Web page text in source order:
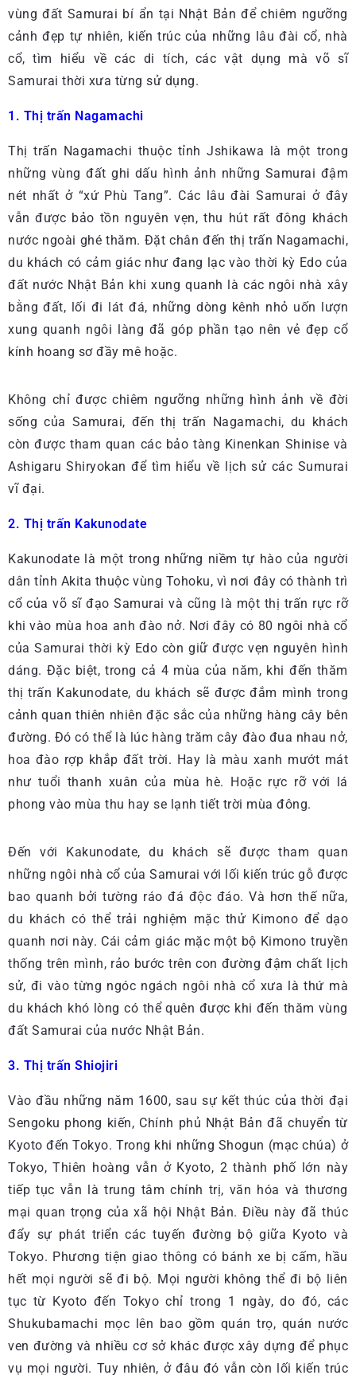
vùng đất Samurai bí ẩn tại Nhật Bản để chiêm ngưỡng
cảnh đẹp tự nhiên, kiến trúc của những lâu đài cổ, nhà
cổ, tìm hiểu về các di tích, các vật dụng mà võ sĩ
Samurai thời xưa từng sử dụng.
1. Thị trấn Nagamachi
Thị trấn Nagamachi thuộc tỉnh Jshikawa là một trong
những vùng đất ghi dấu hình ảnh những Samurai đậm
nét nhất ở “xứ Phù Tang”. Các lâu đài Samurai ở đây
vẫn được bảo tồn nguyên vẹn, thu hút rất đông khách
nước ngoài ghé thăm. Đặt chân đến thị trấn Nagamachi,
du khách có cảm giác như đang lạc vào thời kỳ Edo của
đất nước Nhật Bản khi xung quanh là các ngôi nhà xây
bằng đất, lối đi lát đá, những dòng kênh nhỏ uốn lượn
xung quanh ngôi làng đã góp phần tạo nên vẻ đẹp cổ
kính hoang sơ đầy mê hoặc.
Không chỉ được chiêm ngưỡng những hình ảnh về đời
sống của Samurai, đến thị trấn Nagamachi, du khách
còn được tham quan các bảo tàng Kinenkan Shinise và
Ashigaru Shiryokan để tìm hiểu về lịch sử các Sumurai
vĩ đại.
2. Thị trấn Kakunodate
Kakunodate là một trong những niềm tự hào của người
dân tỉnh Akita thuộc vùng Tohoku, vì nơi đây có thành trì
cổ của võ sĩ đạo Samurai và cũng là một thị trấn rực rỡ
khi vào mùa hoa anh đào nở. Nơi đây có 80 ngôi nhà cổ
của Samurai thời kỳ Edo còn giữ được vẹn nguyên hình
dáng. Đặc biệt, trong cả 4 mùa của năm, khi đến thăm
thị trấn Kakunodate, du khách sẽ được đắm mình trong
cảnh quan thiên nhiên đặc sắc của những hàng cây bên
đường. Đó có thể là lúc hàng trăm cây đào đua nhau nở,
hoa đào rợp khắp đất trời. Hay là màu xanh mướt mát
như tuổi thanh xuân của mùa hè. Hoặc rực rỡ với lá
phong vào mùa thu hay se lạnh tiết trời mùa đông.
Đến với Kakunodate, du khách sẽ được tham quan
những ngôi nhà cổ của Samurai với lối kiến trúc gỗ được
bao quanh bởi tường ráo đá độc đáo. Và hơn thế nữa,
du khách có thể trải nghiệm mặc thử Kimono để dạo
quanh nơi này. Cái cảm giác mặc một bộ Kimono truyền
thống trên mình, rảo bước trên con đường đậm chất lịch
sử, đi vào từng ngóc ngách ngôi nhà cổ xưa là thứ mà
du khách khó lòng có thể quên được khi đến thăm vùng
đất Samurai của nước Nhật Bản.
3. Thị trấn Shiojiri
Vào đầu những năm 1600, sau sự kết thúc của thời đại
Sengoku phong kiến, Chính phủ Nhật Bản đã chuyển từ
Kyoto đến Tokyo. Trong khi những Shogun (mạc chúa) ở
Tokyo, Thiên hoàng vẫn ở Kyoto, 2 thành phố lớn này
tiếp tục vẫn là trung tâm chính trị, văn hóa và thương
mại quan trọng của xã hội Nhật Bản. Điều này đã thúc
đẩy sự phát triển các tuyến đường bộ giữa Kyoto và
Tokyo. Phương tiện giao thông có bánh xe bị cấm, hầu
hết mọi người sẽ đi bộ. Mọi người không thể đi bộ liên
tục từ Kyoto đến Tokyo chỉ trong 1 ngày, do đó, các
Shukubamachi mọc lên bao gồm quán trọ, quán nước
ven đường và nhiều cơ sở khác được xây dựng để phục
vụ mọi người. Tuy nhiên, ở đâu đó vẫn còn lối kiến trúc